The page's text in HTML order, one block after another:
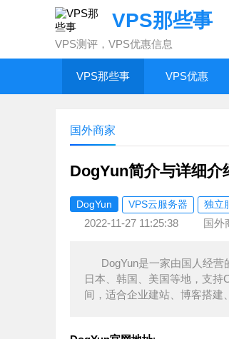
VPS那些事
VPS测评，VPS优惠信息
VPS那些事 VPS优惠
国外商家
DogYun简介与详细介
DogYun VPS云服务器 独立
2022-11-27 11:25:38 国外
DogYun是一家由国人经营
日本、韩国、美国等地，支持
间，适合企业建站、博客搭建